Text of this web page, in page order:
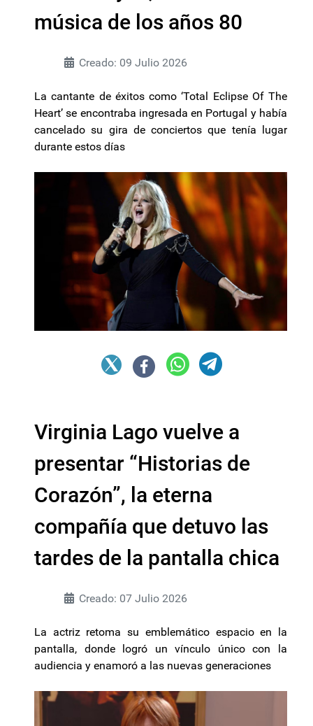
música de los años 80
Creado: 09 Julio 2026
La cantante de éxitos como ‘Total Eclipse Of The
Heart’ se encontraba ingresada en Portugal y había
cancelado su gira de conciertos que tenía lugar
durante estos días
Virginia Lago vuelve a
presentar “Historias de
Corazón”, la eterna
compañía que detuvo las
tardes de la pantalla chica
Creado: 07 Julio 2026
La actriz retoma su emblemático espacio en la
pantalla, donde logró un vínculo único con la
audiencia y enamoró a las nuevas generaciones